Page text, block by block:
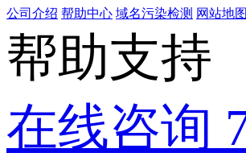
公司介绍 帮助中心 域名污染检测 网站地图
帮助支持
在线咨询